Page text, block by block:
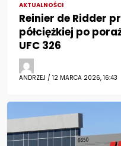
AKTUALNOŚCI
Reinier de Ridder
półciężkiej po
UFC 326
ANDRZEJ / 12 MARCA 2026, 16:43